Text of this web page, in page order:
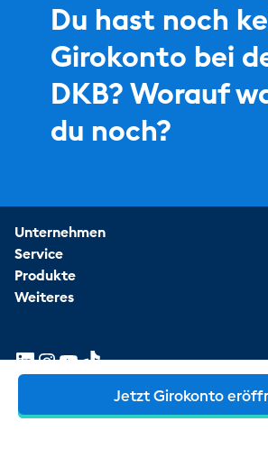
Du hast noch
Girokonto bei
DKB? Worauf
du noch?
Jetzt Girokonto
Unternehmen
Service
Produkte
Weiteres